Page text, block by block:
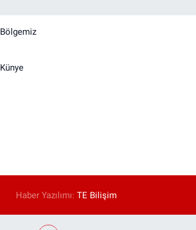
Bölgemiz
Künye
Haber Yazılımı:TE Bilişim